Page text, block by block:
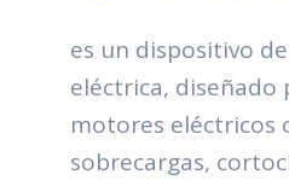
es un dispositivo
eléctrica,
motores eléctricos
sobrecargas,